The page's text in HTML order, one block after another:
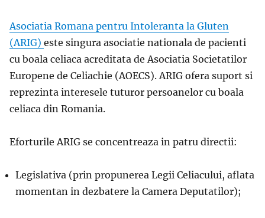
Asociatia Romana pentru Intoleranta la Gluten
(ARIG) este singura asociatie nationala de pacienti
cu boala celiaca acreditata de Asociatia Societatilor
Europene de Celiachie (AOECS). ARIG ofera suport si
reprezinta interesele tuturor persoanelor cu boala
celiaca din Romania.
Eforturile ARIG se concentreaza in patru directii:
Legislativa (prin propunerea Legii Celiacului, aflata
momentan in dezbatere la Camera Deputatilor);